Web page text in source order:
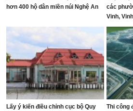
hơn 400 hộ dân miền núi Nghệ An
các
Vinh,
và Cửa
Lấy ý kiến điều chỉnh cục bộ Quy Thi công